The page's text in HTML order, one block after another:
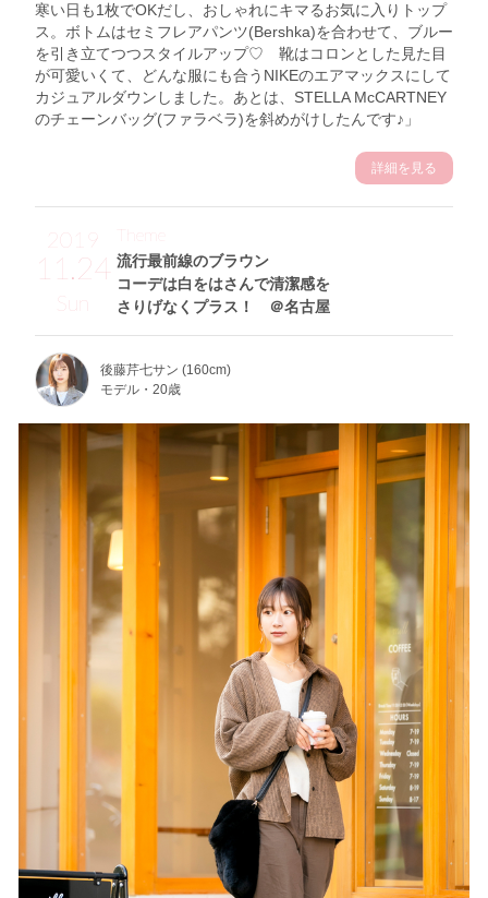
寒い日も1枚でOKだし、おしゃれにキマるお気に入りトップ
ス。ボトムはセミフレアパンツ(Bershka)を合わせて、ブルー
を引き立てつつスタイルアップ♡ 靴はコロンとした見た目
が可愛いくて、どんな服にも合うNIKEのエアマックスにして
カジュアルダウンしました。あとは、STELLA McCARTNEY
のチェーンバッグ(ファラベラ)を斜めがけしたんです♪」
詳細を見る
2019
11.24
Sun
流行最前線のブラウン
コーデは白をはさんで清潔感を
さりげなくプラス！ ＠名古屋
Theme
後藤芹七サン (160cm)
モデル・20歳